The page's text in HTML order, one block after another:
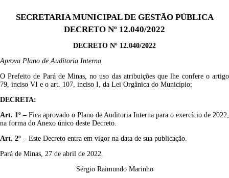
SECRETARIA MUNICIPAL DE GESTÃO PÚBLICA
DECRETO Nº 12.040/2022
DECRETO Nº 12.040/2022
Aprova Plano de Auditoria Interna.
O Prefeito de Pará de Minas, no uso das atribuições que lhe confere o artigo
79, inciso VI e o art. 107, inciso I, da Lei Orgânica do Município;
DECRETA:
Art. 1º – Fica aprovado o Plano de Auditoria Interna para o exercício de 2022,
na forma do Anexo único deste Decreto.
Art. 2º – Este Decreto entra em vigor na data de sua publicação.
Pará de Minas, 27 de abril de 2022.
Sérgio Raimundo Marinho